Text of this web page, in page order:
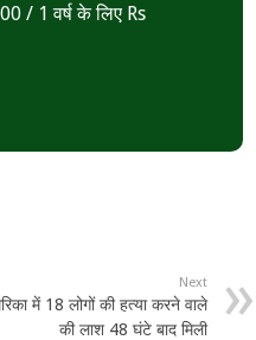
/ 1 वर्ष के लिए Rs
Next
में 18 लोगों की हत्या करने वाले
की लाश 48 घंटे बाद मिली